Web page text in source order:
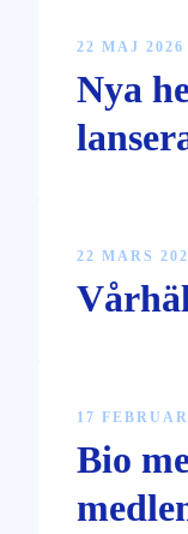
Nya
22 MAJ 2026
22 MARS
Bio
17